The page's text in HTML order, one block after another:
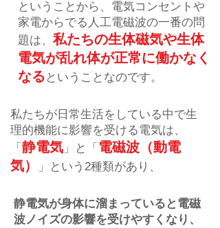
ということから、電気コンセントや
家電からでる人工電磁波の一番の問
題は、 私たちの生体磁気や生体
電気が乱れ体が正常に働かなく
なる ということなのです。
私たちが日常生活をしている中で生
理的機能に影響を受ける電気は、
「 静電気 」と「 電磁波（動電
気）
」という2種類があり、
静電気が身体に溜まっていると電磁
波ノイズの影響を受けやすくなり、